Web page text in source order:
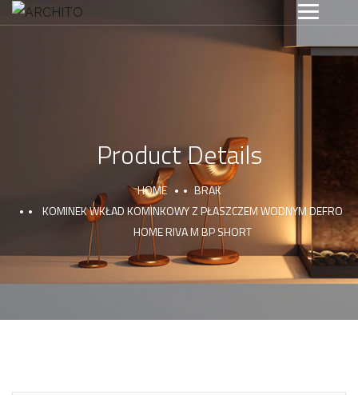
Product Details
HOME
BRAK
KOMINEK WKŁAD KOMINKOWY Z PŁASZCZEM WODNYM DEFRO
HOME RIVA M BP SHORT